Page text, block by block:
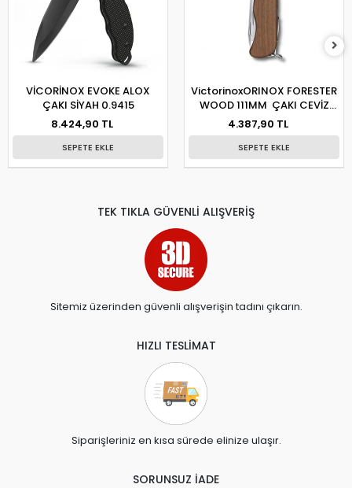
VİCORİNOX EVOKE ALOX
ÇAKI SİYAH 0.9415
8.424,90 TL
SEPETE EKLE
VictorinoxORINOX FORESTER
WOOD 111MM ÇAKI CEVİZ
AĞACI
4.387,90 TL
SEPETE EKLE
TEK TIKLA GÜVENLİ ALIŞVERİŞ
Sitemiz üzerinden güvenli alışverişin tadını çıkarın.
HIZLI TESLİMAT
Siparişleriniz en kısa sürede elinize ulaşır.
SORUNSUZ İADE